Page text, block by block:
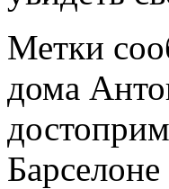
Метки
дома
Барселоне